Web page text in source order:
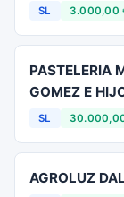
SL 3.000,00
PASTELERIA
GOMEZ E
SL
AGROLUZ